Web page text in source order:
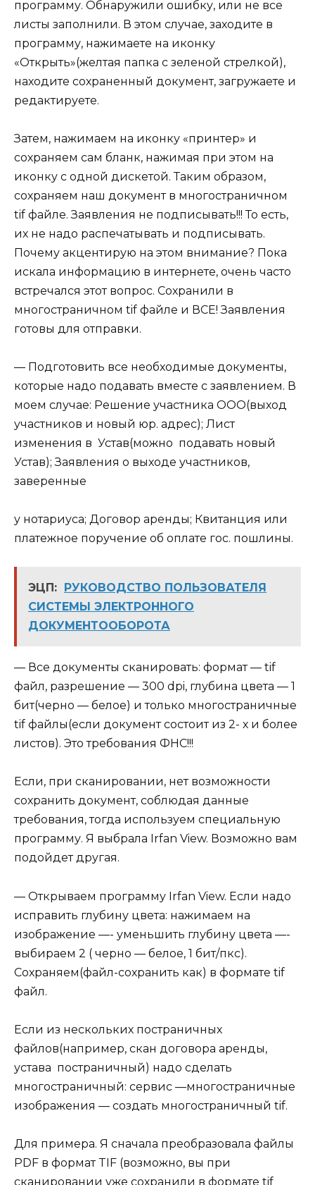
программу. Обнаружили ошибку, или не все
листы заполнили. В этом случае, заходите в
программу, нажимаете на иконку
«Открыть»(желтая папка с зеленой стрелкой),
находите сохраненный документ, загружаете и
редактируете.
Затем, нажимаем на иконку «принтер» и
сохраняем сам бланк, нажимая при этом на
иконку с одной дискетой. Таким образом,
сохраняем наш документ в многостраничном
tif файле. Заявления не подписывать!!! То есть,
их не надо распечатывать и подписывать.
Почему акцентирую на этом внимание? Пока
искала информацию в интернете, очень часто
встречался этот вопрос. Сохранили в
многостраничном tif файле и ВСЕ! Заявления
готовы для отправки.
— Подготовить все необходимые документы,
которые надо подавать вместе с заявлением. В
моем случае: Решение участника ООО(выход
участников и новый юр. адрес); Лист
изменения в Устав(можно подавать новый
Устав); Заявления о выходе участников,
заверенные
у нотариуса; Договор аренды; Квитанция или
платежное поручение об оплате гос. пошлины.
ЭЦП:
РУКОВОДСТВО ПОЛЬЗОВАТЕЛЯ
СИСТЕМЫ ЭЛЕКТРОННОГО
ДОКУМЕНТООБОРОТА
— Все документы сканировать: формат — tif
файл, разрешение — 300 dpi, глубина цвета — 1
бит(черно — белое) и только многостраничные
tif файлы(если документ состоит из 2- х и более
листов). Это требования ФНС!!!
Если, при сканировании, нет возможности
сохранить документ, соблюдая данные
требования, тогда используем специальную
программу. Я выбрала Irfan View. Возможно вам
подойдет другая.
— Открываем программу Irfan View. Если надо
исправить глубину цвета: нажимаем на
изображение —- уменьшить глубину цвета —-
выбираем 2 ( черно — белое, 1 бит/пкс).
Сохраняем(файл-сохранить как) в формате tif
файл.
Если из нескольких постраничных
файлов(например, скан договора аренды,
устава постраничный) надо сделать
многостраничный: сервис —многостраничные
изображения — создать многостраничный tif.
Для примера. Я сначала преобразовала файлы
PDF в формат TIF (возможно, вы при
сканировании уже сохранили в формате tif